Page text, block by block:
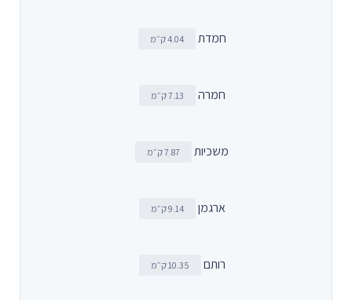
חמדת 4.04 ק״מ
חמרה 7.13 ק״מ
משכיות 7.87 ק״מ
ארגמן 9.14 ק״מ
רותם 10.35 ק״מ